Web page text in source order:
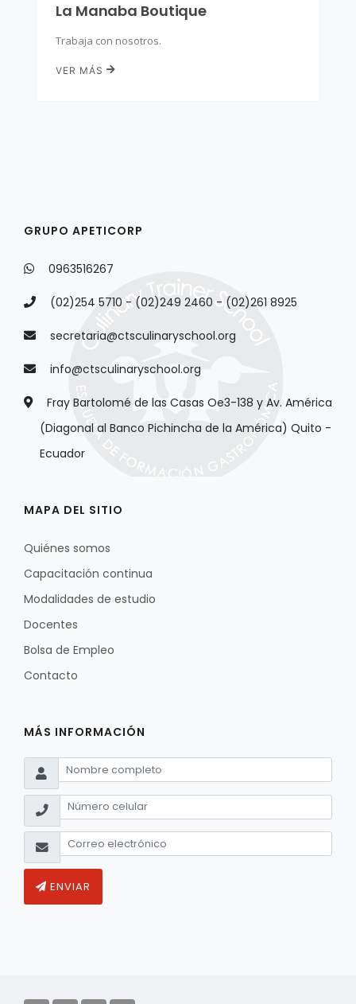
La Manaba Boutique
Trabaja con nosotros.
VER MÁS
GRUPO APETICORP
0963516267
(02)254 5710 - (02)249 2460 - (02)261 8925
secretaria@ctsculinaryschool.org
info@ctsculinaryschool.org
Fray Bartolomé de las Casas Oe3-138 y Av. América
(Diagonal al Banco Pichincha de la América) Quito -
Ecuador
MAPA DEL SITIO
Quiénes somos
Capacitación continua
Modalidades de estudio
Docentes
Bolsa de Empleo
Contacto
MÁS INFORMACIÓN
ENVIAR